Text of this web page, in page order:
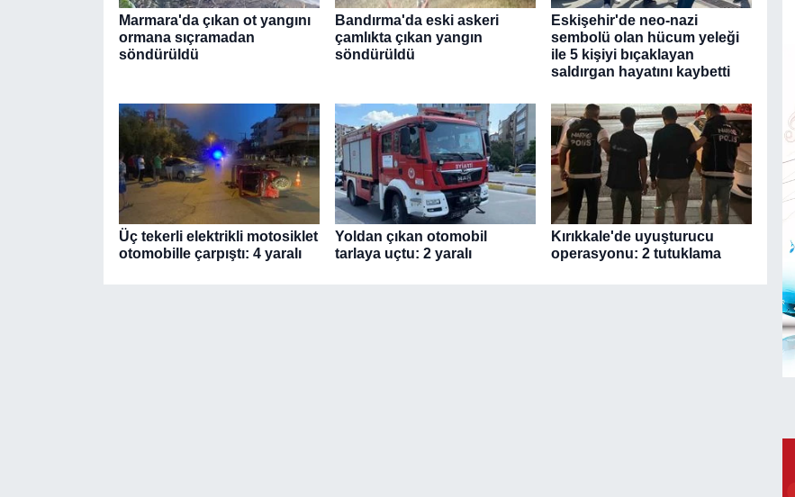
Marmara'da çıkan ot yangını
ormana sıçramadan
söndürüldü
Bandırma'da eski askeri
çamlıkta çıkan yangın
söndürüldü
Eskişehir'de neo-nazi
sembolü olan hücum yeleği
ile 5 kişiyi bıçaklayan
saldırgan hayatını kaybetti
Üç tekerli elektrikli motosiklet
otomobille çarpıştı: 4 yaralı
Yoldan çıkan otomobil
tarlaya uçtu: 2 yaralı
Kırıkkale'de uyuşturucu
operasyonu: 2 tutuklama